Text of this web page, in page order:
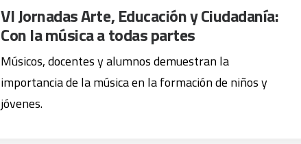
VI Jornadas Arte, Educación y Ciudadanía:
Con la música a todas partes
Músicos, docentes y alumnos demuestran la
importancia de la música en la formación de niños y
jóvenes.